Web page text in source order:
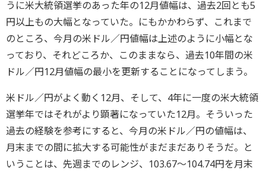
うに米大統領選挙のあった年の12月値幅は、過去2回とも5
円以上もの大幅となっていた。にもかかわらず、これまで
のところ、今月の米ドル／円値幅は上述のように小幅とな
っており、それどころか、このままなら、過去10年間の米
ドル／円12月値幅の最小を更新することになってしまう。
米ドル／円がよく動く12月、そして、4年に一度の米大統領
選挙年ではそれがより顕著になっていた12月。そういった
過去の経験を参考にすると、今月の米ドル／円の値幅は、
月末までの間に拡大する可能性がまだまだありそうだ。と
いうことは、先週までのレンジ、103.67～104.74円を月末